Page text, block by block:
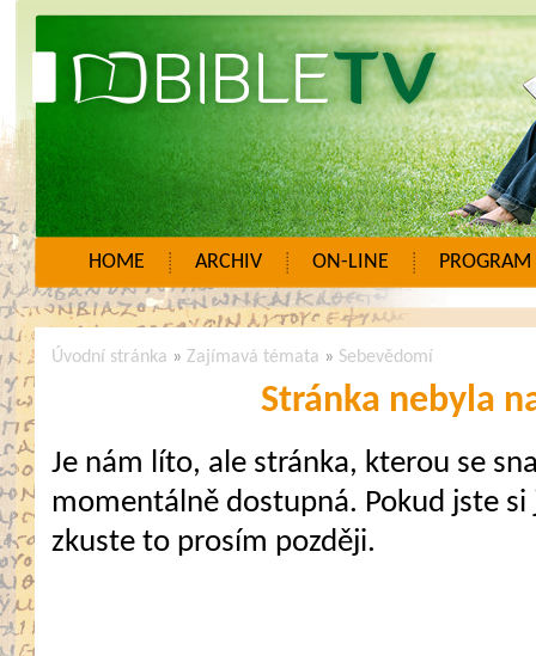
HOME ARCHIV ON-LINE PROGRAM
Úvodní stránka »Zajímavá témata » Sebevědomí
Stránka nebyla
Je nám líto, ale stránka, kterou se
momentálně dostupná. Pokud jste
zkuste to prosím později.